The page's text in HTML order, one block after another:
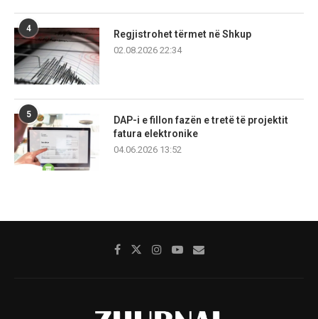
4
Regjistrohet tërmet në Shkup
02.08.2026 22:34
5
DAP-i e fillon fazën e tretë të projektit
fatura elektronike
04.06.2026 13:52